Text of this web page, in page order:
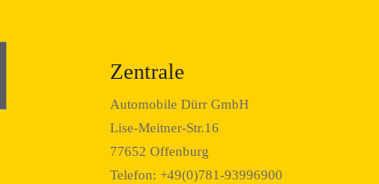
Zentrale
Automobile Dürr GmbH
Lise-Meitner-Str.16
77652 Offenburg
Telefon: +49(0)781-93996900